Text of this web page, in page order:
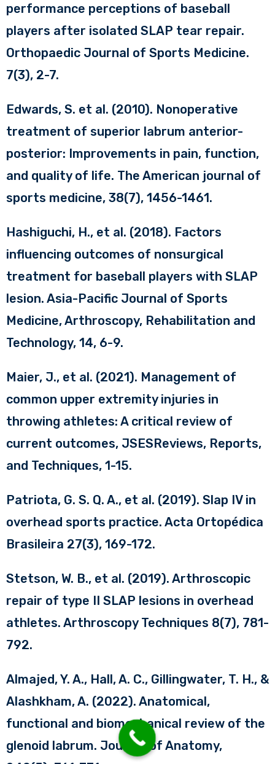
performance perceptions of baseball
players after isolated SLAP tear repair.
Orthopaedic Journal of Sports Medicine.
7(3), 2-7.
Edwards, S. et al. (2010). Nonoperative
treatment of superior labrum anterior-
posterior: Improvements in pain, function,
and quality of life. The American journal of
sports medicine, 38(7), 1456-1461.
Hashiguchi, H., et al. (2018). Factors
influencing outcomes of nonsurgical
treatment for baseball players with SLAP
lesion. Asia-Pacific Journal of Sports
Medicine, Arthroscopy, Rehabilitation and
Technology, 14, 6-9.
Maier, J., et al. (2021). Management of
common upper extremity injuries in
throwing athletes: A critical review of
current outcomes, JSESReviews, Reports,
and Techniques, 1-15.
Patriota, G. S. Q. A., et al. (2019). Slap IV in
overhead sports practice. Acta Ortopédica
Brasileira 27(3), 169-172.
Stetson, W. B., et al. (2019). Arthroscopic
repair of type II SLAP lesions in overhead
athletes. Arthroscopy Techniques 8(7), 781-
792.
Almajed, Y. A., Hall, A. C., Gillingwater, T. H., &
Alashkham, A. (2022). Anatomical,
functional and biomechanical review of the
glenoid labrum. Journal of Anatomy,